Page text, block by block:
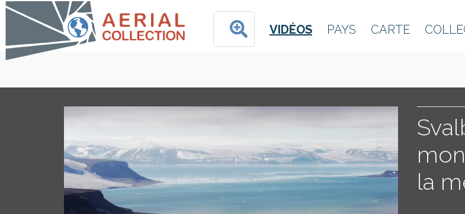
VIDÉOS PAYS CARTE
la